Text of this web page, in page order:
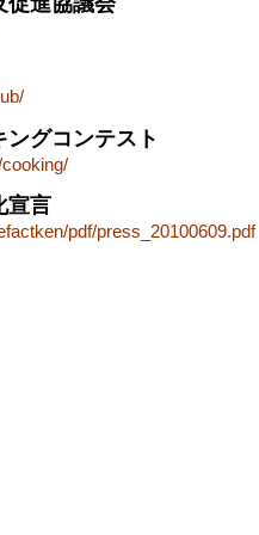
グコンテスト
宣言
pdf/press_20100609.pdf